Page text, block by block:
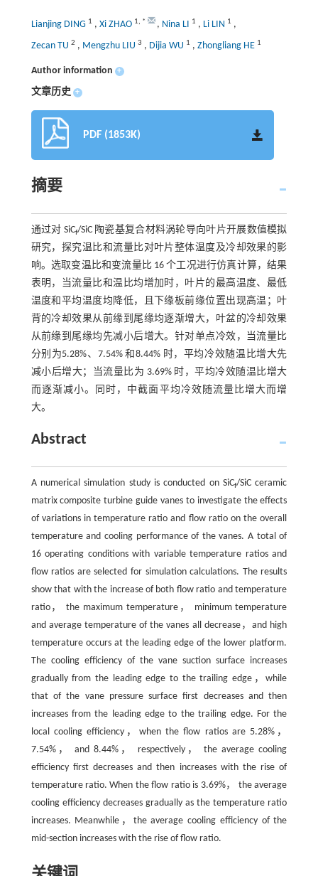
Lianjing DING 1 , Xi ZHAO 1, * , Nina LI 1 , Li LIN 1 ,
Zecan TU 2 , Mengzhu LIU 3 , Dijia WU 1 , Zhongliang HE 1
Author information +
文章历史 +
PDF (1853K)
摘要
通过对 SiCf/SiC 陶瓷基复合材料涡轮导向叶片开展数值模拟
研究，探究温比和流量比对叶片整体温度及冷却效果的影
响。选取变温比和变流量比 16 个工况进行仿真计算，结果
表明，当流量比和温比均增加时，叶片的最高温度、最低
温度和平均温度均降低，且下缘板前缘位置出现高温；叶
背的冷却效果从前缘到尾缘均逐渐增大，叶盆的冷却效果
从前缘到尾缘均先减小后增大。针对单点冷效，当流量比
分别为5.28%、7.54% 和8.44% 时，平均冷效随温比增大先
减小后增大；当流量比为 3.69% 时，平均冷效随温比增大
而逐渐减小。同时，中截面平均冷效随流量比增大而增
大。
Abstract
A numerical simulation study is conducted on SiCf/SiC ceramic
matrix composite turbine guide vanes to investigate the effects
of variations in temperature ratio and flow ratio on the overall
temperature and cooling performance of the vanes. A total of
16 operating conditions with variable temperature ratios and
flow ratios are selected for simulation calculations. The results
show that with the increase of both flow ratio and temperature
ratio， the maximum temperature， minimum temperature
and average temperature of the vanes all decrease，and high
temperature occurs at the leading edge of the lower platform.
The cooling efficiency of the vane suction surface increases
gradually from the leading edge to the trailing edge，while
that of the vane pressure surface first decreases and then
increases from the leading edge to the trailing edge. For the
local cooling efficiency，when the flow ratios are 5.28%，
7.54%， and 8.44%， respectively， the average cooling
efficiency first decreases and then increases with the rise of
temperature ratio. When the flow ratio is 3.69%， the average
cooling efficiency decreases gradually as the temperature ratio
increases. Meanwhile，the average cooling efficiency of the
mid-section increases with the rise of flow ratio.